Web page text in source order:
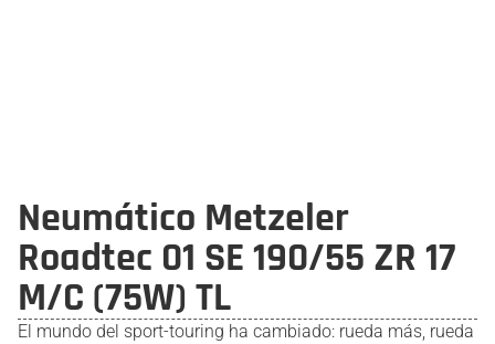
Neumático Metzeler
Roadtec 01 SE 190/55 ZR 17
M/C (75W) TL
El mundo del sport-touring ha cambiado: rueda más, rueda